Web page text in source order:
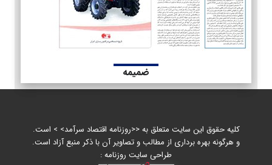
ضمیمه
کلیه حقوق این سایت متعلق به <<روزنامه اقتصاد سرآمد> > است.
و هرگونه بهره برداری از مطالب و تصاویر آن با ذکر منبع آزاد است.
طراحی سایت روزنامه :